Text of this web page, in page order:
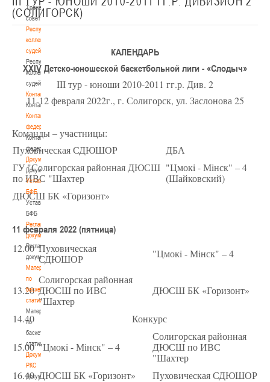
Тренерский
совет
Республиканская
коллегия
судей
Республиканская
коллегия
судей
Контакты
Контакты
Контакты
федерации
Контакты
федерации
Документы
Документы
Устав
БФБ
Устав
БФБ
Регламентирующие
документы
Регламентирующие
документы
Материалы
по
баскетбольной
статистике
Материалы
по
баскетбольной
статистике
Документы
РКС
Документы
(СОЛИГОРСК)
КАЛЕНДАРЬ
XXIV Детско-юношеской баскетбольной лиги - «Слодыч»
III тур - юноши 2010-2011 гг.р. Див. 2
11-12 февраля 2022г., г. Солигорск, ул. Заслонова 25
Команды – участницы:
Пуховическая СДЮШОР
ДБА
ГУ "Солигорская районная ДЮСШ
по ИВС "Шахтер
"Цмокi - Мiнск" – 4
(Шайковский)
ДЮСШ БК «Горизонт»
11 февраля 2022 (пятница)
12.00Пуховическая
СДЮШОР
"Цмокi - Мiнск" – 4
13.20
Солигорская районная
ДЮСШ по ИВС
"Шахтер
ДЮСШ БК «Горизонт»
14.40 Конкурс
15.00 "Цмокi - Мiнск" – 4
Солигорская районная
ДЮСШ по ИВС
"Шахтер
16.40 ДЮСШ БК «Горизонт» Пуховическая СДЮШОР